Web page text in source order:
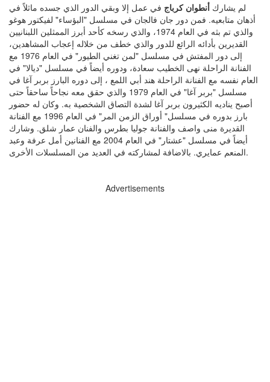
لم يشارك أنطوان كرباج في عمل إلا وبقي الدور الذي جسده ماثلاً في
أذهان متابعيه. فمن دور جان فالجان في مسلسل "البؤساء" لفيكتور هوغو
والذي تم بثه في العام 1974، والذي رسخه كأحد أبرز الممثلين اللبنانيين
القديرين بأدائه الرائع للدور والذي خطف من خلاله إعجاب المشاهدين،
إلى دور المفتش في مسلسل "لمن تغني الطيور" في العام 1976 مع
الفنانة الراحلة نهى الخطيب سعادة، ودوره أيضاً في مسلسل "ديالا" في
العام نفسه مع الفنانة الراحلة هند أبي اللمع ، إلى دوره البارز بربر آغا في
مسلسل "بربر آغا" في العام 1979 والذي حقق معه نجاحاً ساحقاً حتى
أصبح يناديه الكثيرون بربر آغا لشدة التصاق الشخصية به. وكان له حضور
بارز بدوره في مسلسل" أوراق الزمن المر" في العام 1996 مع الفنانة
القديرة منى واصف والفنانة جوليا بطرس والفنان عمار شلق. وشارك
أيضاً في مسلسل "عشتار" في العام 2004 مع الفنانين أمل عرفة وعبد
المنعم عمايري. بالاضافة لمشاركته في العديد من المسلسلات الأخرى.
Advertisements